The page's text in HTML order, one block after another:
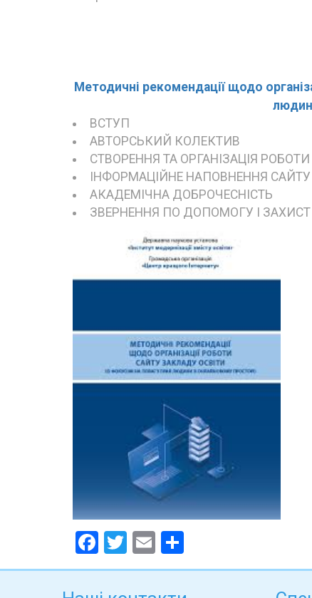
Методичні рекомендації щодо
ВСТУП
АВТОРСЬКИЙ КОЛЕКТИВ
СТВОРЕННЯ ТА ОРГАНІЗАЦІЯ
ІНФОРМАЦІЙНЕ НАПОВНЕННЯ САЙТУ
АКАДЕМІЧНА ДОБРОЧЕСНІСТЬ
ЗВЕРНЕННЯ ПО ДОПОМОГУ І ЗАХИСТ
Facebook
Twitter
Email